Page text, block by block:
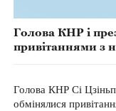
Голова КНР і
привітаннями з
Голова КНР Сі
обмінялися